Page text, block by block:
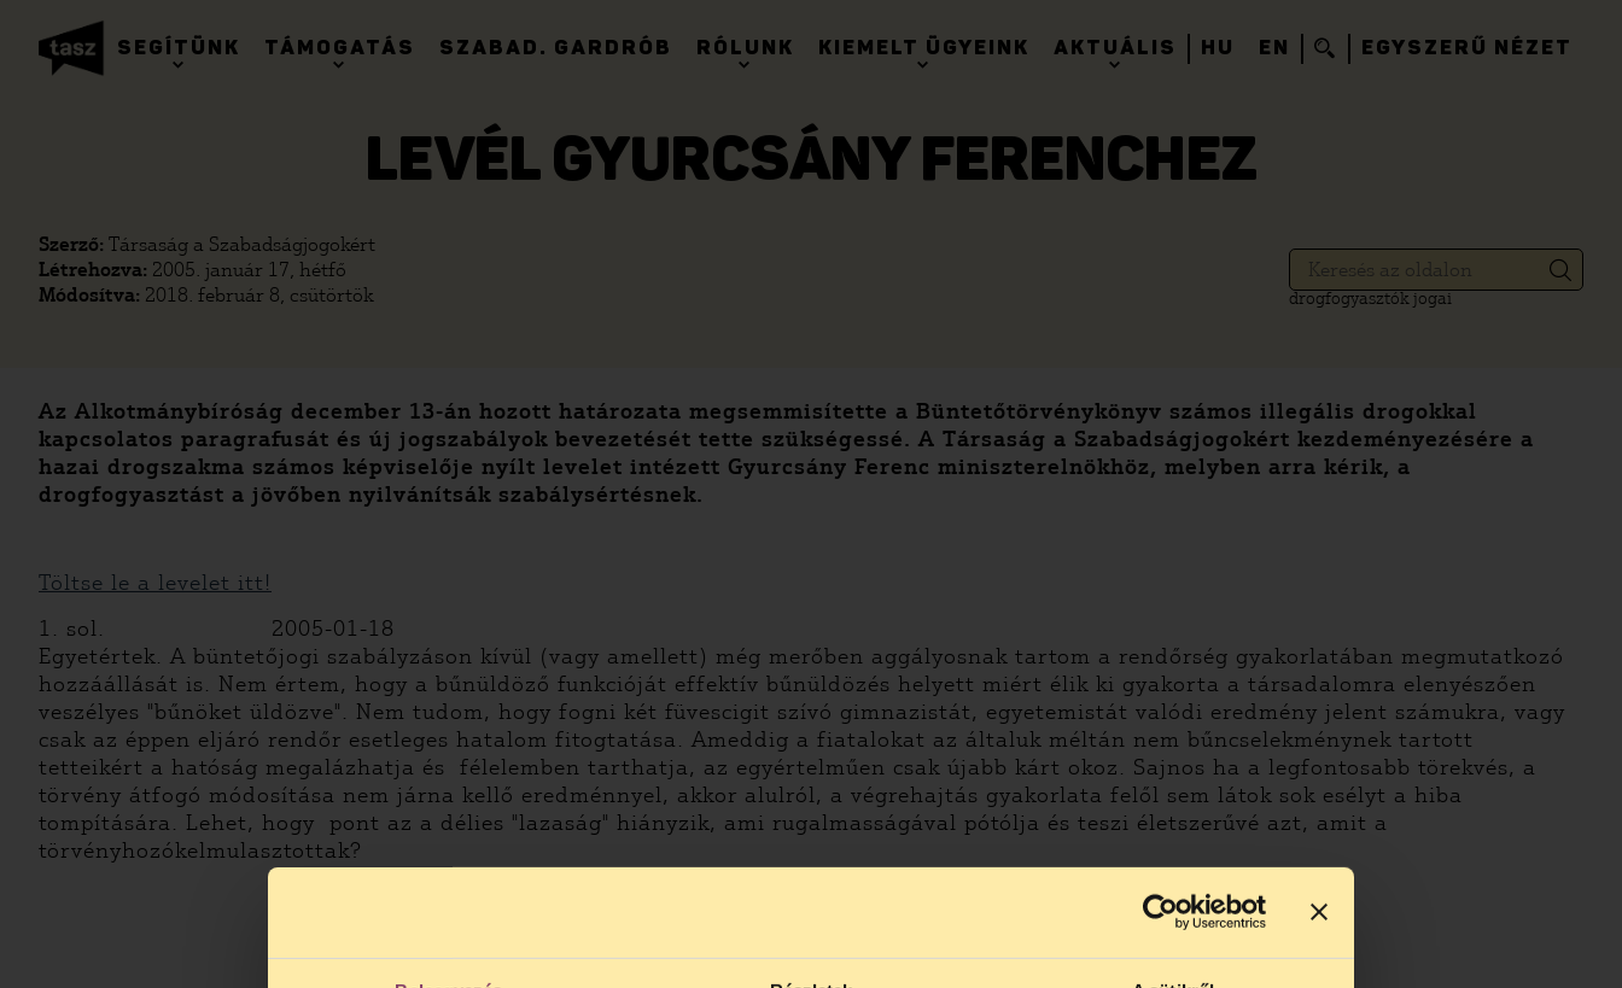
SEGÍTÜNK TÁMOGATÁS SZABAD. GARDRÓB RÓLUNK KIEMELT ÜGYEINK AKTUÁLIS HU EN EGYSZERŰ NÉZET
LEVÉL GYURCSÁNY FERENCHEZ
Szerző: Társaság a Szabadságjogokért
Létrehozva: 2005. január 17, hétfő
Módosítva: 2018. február 8, csütörtök drogfogyasztók jogai
Az Alkotmánybíróság december 13-án hozott határozata megsemmisítette a Büntetőtörvénykönyv számos illegális drogokkal
kapcsolatos paragrafusát és új jogszabályok bevezetését tette szükségessé. A Társaság a Szabadságjogokért kezdeményezésére a
hazai drogszakma számos képviselője nyílt levelet intézett Gyurcsány Ferenc miniszterelnökhöz, melyben arra kérik, a
drogfogyasztást a jövőben nyilvánítsák szabálysértésnek.
Töltse le a levelet itt!
1. sol. 2005-01-18
Egyetértek. A büntetőjogi szabályzáson kívül (vagy amellett) még merőben aggályosnak tartom a rendőrség gyakorlatában megmutatkozó
hozzáállását is. Nem értem, hogy a bűnüldöző funkcióját effektív bűnüldözés helyett miért élik ki gyakorta a társadalomra elenyészően
veszélyes "bűnöket üldözve". Nem tudom, hogy fogni két füvescigit szívó gimnazistát, egyetemistát valódi eredmény jelent számukra, vagy
csak az éppen eljáró rendőr esetleges hatalom fitogtatása. Ameddig a fiatalokat az általuk méltán nem bűncselekménynek tartott
tetteikért a hatóság megalázhatja és félelemben tarthatja, az egyértelműen csak újabb kárt okoz. Sajnos ha a legfontosabb törekvés, a
törvény átfogó módosítása nem járna kellő eredménnyel, akkor alulról, a végrehajtás gyakorlata felől sem látok sok esélyt a hiba
tompítására. Lehet, hogy pont az a délies "lazaság" hiányzik, ami rugalmasságával pótólja és teszi életszerűvé azt, amit a
törvényhozókelmulasztottak?